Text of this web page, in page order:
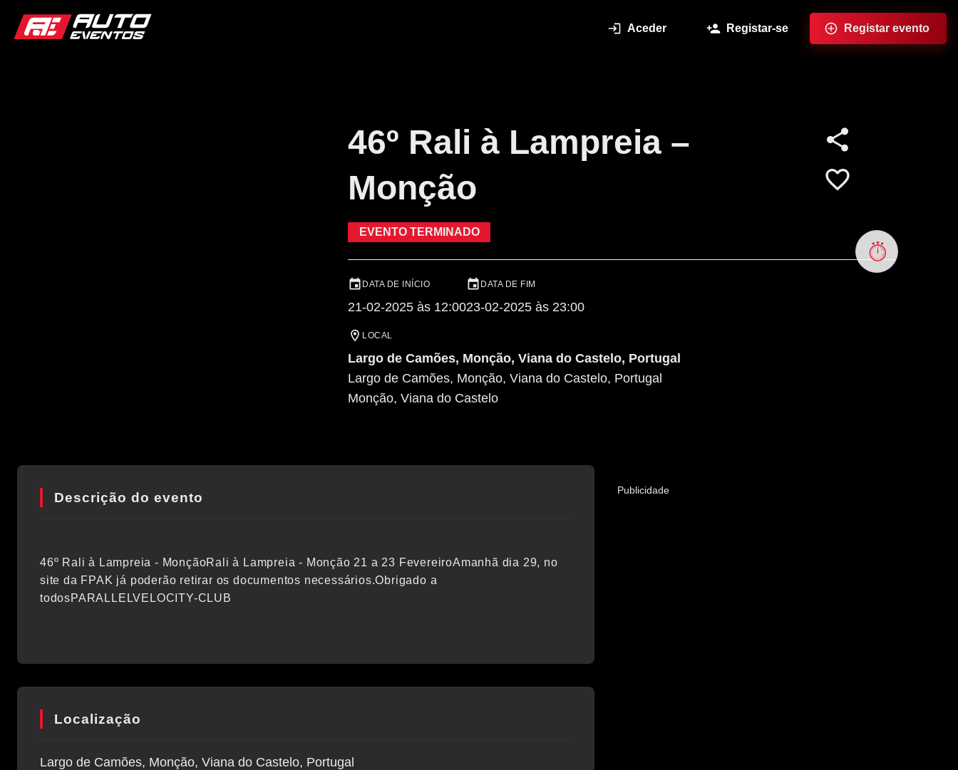
Aceder Registar-se Registar evento
46º Rali à Lampreia –
Monção
EVENTO TERMINADO
DATA DE INÍCIO
21-02-2025 às 12:00
DATA DE FIM
23-02-2025 às 23:00
LOCAL
Largo de Camões, Monção, Viana do Castelo, Portugal
Largo de Camões, Monção, Viana do Castelo, Portugal
Monção, Viana do Castelo
Descrição do evento
46º Rali à Lampreia - MonçãoRali à Lampreia - Monção 21 a 23 FevereiroAmanhã dia 29, no
site da FPAK já poderão retirar os documentos necessários.Obrigado a
todosPARALLELVELOCITY-CLUB
Localização
Largo de Camões, Monção, Viana do Castelo, Portugal
Publicidade